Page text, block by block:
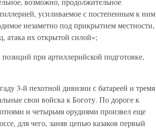
усиливаемое с постепенным к ним
незаметно под прикрытием местности,
атака их открытой силой»;
при артиллерийской подготовке,
3-й пехотной дивизии с батареей и тремя
свои войска к Боготу. По дороге к
и четырьмя орудиями произвел еще
для чего, заняв цепью казаков первый